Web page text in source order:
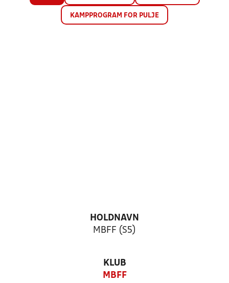
KAMPPROGRAM FOR PULJE
HOLDNAVN
MBFF (S5)
KLUB
MBFF